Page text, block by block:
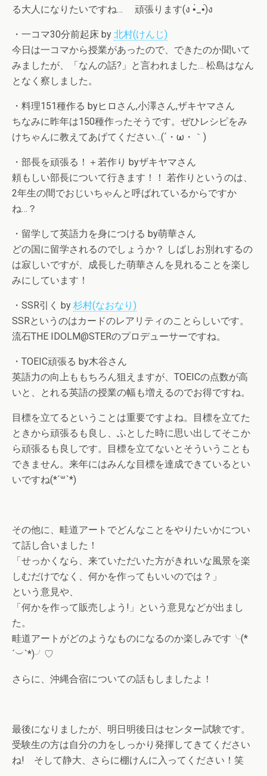
る大人になりたいですね… 頑張ります(ง •̀_•́)ง
・一コマ30分前起床 by 北村(けんじ)
今日は一コマから授業があったので、できたのか聞いて
みましたが、「なんの話?」と言われました… 松島はなん
となく察しました。
・料理151種作る byヒロさん,小澤さん,ザキヤマさん
ちなみに昨年は150種作ったそうです。ぜひレシピをみ
けちゃんに教えてあげてください…(´・ω・｀)
・部長を頑張る！＋若作り byザキヤマさん
頼もしい部長について行きます！！ 若作りというのは、
2年生の間でおじいちゃんと呼ばれているからですか
ね…？
・留学して英語力を身につける by萌華さん
どの国に留学されるのでしょうか？ しばしお別れするの
は寂しいですが、成長した萌華さんを見れることを楽し
みにしています！
・SSR引く by 杉村(なおなり)
SSRというのはカードのレアリティのことらしいです。
流石THE IDOLM@STERのプロデューサーですね。
・TOEIC頑張る by木谷さん
英語力の向上ももちろん狙えますが、TOEICの点数が高
いと、とれる英語の授業の幅も増えるのでお得ですね。
目標を立てるということは重要ですよね。目標を立てた
ときから頑張るも良し、ふとした時に思い出してそこか
ら頑張るも良しです。目標を立てないとそういうことも
できません。来年にはみんな目標を達成できているとい
いですね(*´꒳`*)
その他に、畦道アートでどんなことをやりたいかについ
て話し合いました！
「せっかくなら、来ていただいた方がきれいな風景を楽
しむだけでなく、何かを作ってもいいのでは？」
という意見や、
「何かを作って販売しよう!」という意見などが出まし
た。
畦道アートがどのようなものになるのか楽しみです╰(*
´︶`*)╯♡
さらに、沖縄合宿についての話もしましたよ！
最後になりましたが、明日明後日はセンター試験です。
受験生の方は自分の力をしっかり発揮してきてください
ね! そして静大、さらに棚けんに入ってください！笑